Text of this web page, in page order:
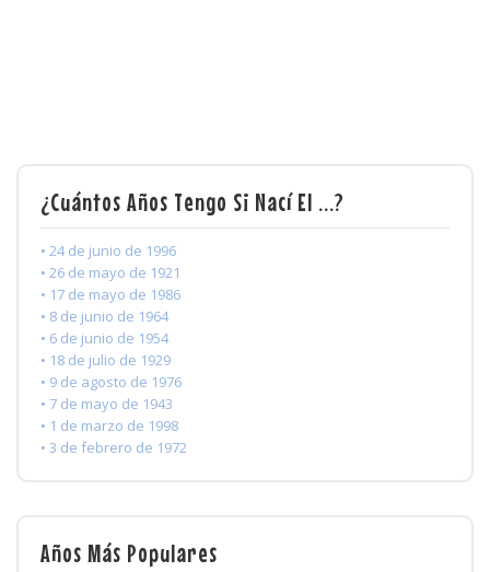
¿Cuántos Años Tengo Si Nací El ...?
• 24 de junio de 1996
• 26 de mayo de 1921
• 17 de mayo de 1986
• 8 de junio de 1964
• 6 de junio de 1954
• 18 de julio de 1929
• 9 de agosto de 1976
• 7 de mayo de 1943
• 1 de marzo de 1998
• 3 de febrero de 1972
Años Más Populares